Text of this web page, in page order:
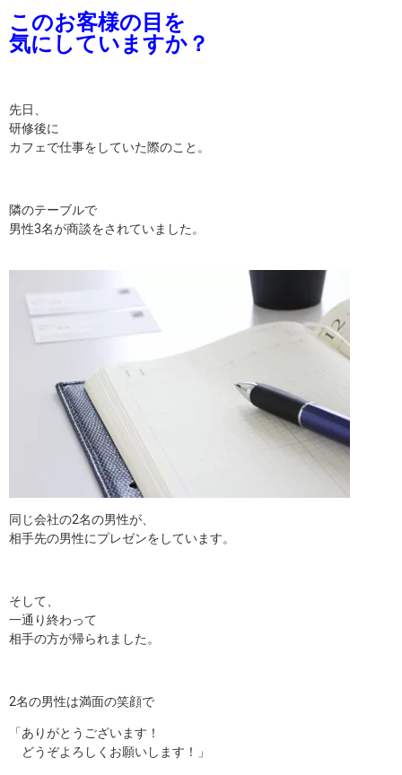
このお客様の目を
気にしていますか？
先日、
研修後に
カフェで仕事をしていた際のこと。
隣のテーブルで
男性3名が商談をされていました。
同じ会社の2名の男性が、
相手先の男性にプレゼンをしています。
そして、
一通り終わって
相手の方が帰られました。
2名の男性は満面の笑顔で
「ありがとうございます！
どうぞよろしくお願いします！」